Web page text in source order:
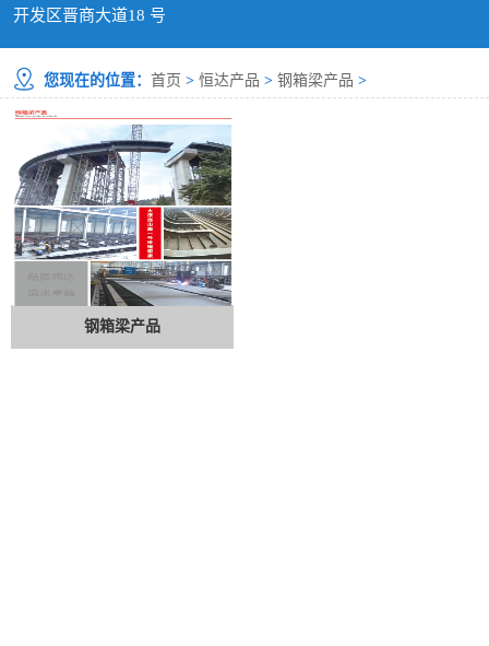
开发区晋商大道18 号
您现在的位置： 首页 > 恒达产品 > 钢箱梁产品 >
钢箱梁产品